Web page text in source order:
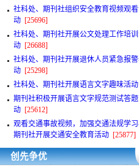
社科处、期刊社组织安全教育视频观
动 [25696]
社科处、期刊社开展公文处理工作培
动 [26688]
社科处、期刊社开展退休人员紧急报
动 [25298]
社科处、期刊社开展语言文字趣味活动
期刊社积极开展语言文字规范测试答
动 [25612]
观看交通事故视频，加强交通法规学
期刊社开展交通安全教育活动 [25877]
创先争优